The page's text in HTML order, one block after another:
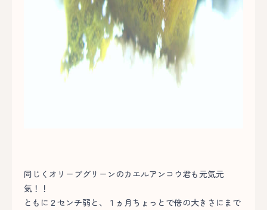
同じくオリーブグリーンのカエルアンコウ君も元気元
気！！
ともに２センチ弱と、１ヵ月ちょっとで倍の大きさにまで